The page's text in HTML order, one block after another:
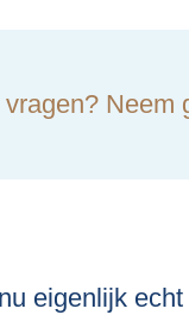
Neem
eigenlijk